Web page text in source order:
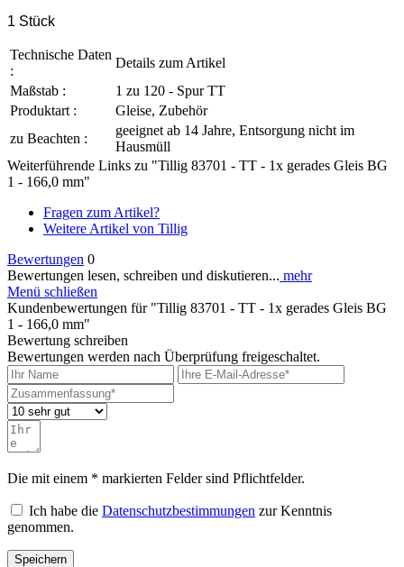
1 Stück
Technische Daten
:
Details zum Artikel
Maßstab :
1 zu 120 - Spur TT
Produktart :
Gleise, Zubehör
zu Beachten :
geeignet ab 14 Jahre, Entsorgung nicht im
Hausmüll
Weiterführende Links zu "Tillig 83701 - TT - 1x gerades Gleis BG
1 - 166,0 mm"
Fragen zum Artikel?
Weitere Artikel von Tillig
Bewertungen 0
Bewertungen lesen, schreiben und diskutieren... mehr
Menü schließen
Kundenbewertungen für "Tillig 83701 - TT - 1x gerades Gleis BG
1 - 166,0 mm"
Bewertung schreiben
Bewertungen werden nach Überprüfung freigeschaltet.
Die mit einem * markierten Felder sind Pflichtfelder.
Ich habe die Datenschutzbestimmungen zur Kenntnis
genommen.
Speichern